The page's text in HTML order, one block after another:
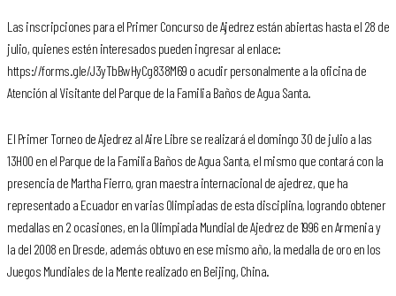
Las inscripciones para el Primer Concurso de Ajedrez están abiertas hasta el 28 de
julio, quienes estén interesados pueden ingresar al enlace:
https://forms.gle/J3yTbBwHyCg838M69 o acudir personalmente a la oficina de
Atención al Visitante del Parque de la Familia Baños de Agua Santa.
El Primer Torneo de Ajedrez al Aire Libre se realizará el domingo 30 de julio a las
13H00 en el Parque de la Familia Baños de Agua Santa, el mismo que contará con la
presencia de Martha Fierro, gran maestra internacional de ajedrez, que ha
representado a Ecuador en varias Olimpiadas de esta disciplina, logrando obtener
medallas en 2 ocasiones, en la Olimpiada Mundial de Ajedrez de 1996 en Armenia y
la del 2008 en Dresde, además obtuvo en ese mismo año, la medalla de oro en los
Juegos Mundiales de la Mente realizado en Beijing, China.